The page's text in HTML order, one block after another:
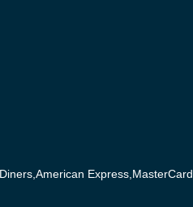
Express,MasterCard.